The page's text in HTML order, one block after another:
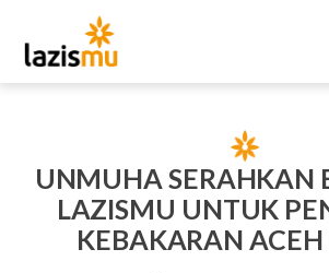
UNMUHA SERAHKAN
LAZISMU UNTUK
KEBAKARAN ACEH